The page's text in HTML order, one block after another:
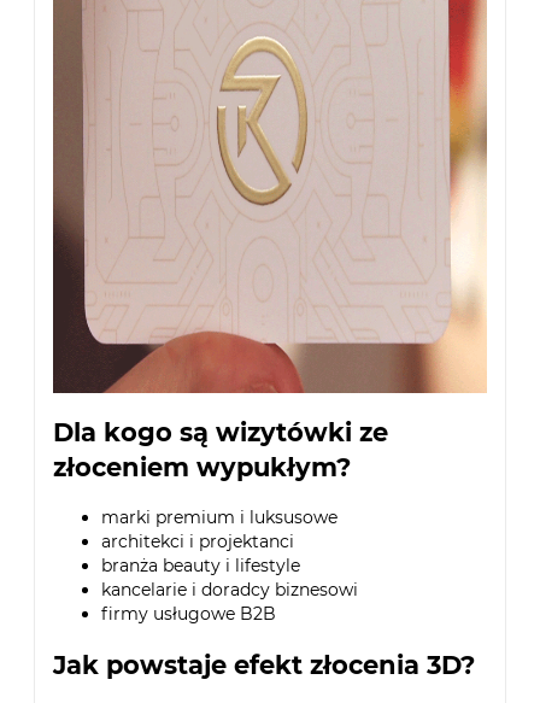
Dla kogo są wizytówki ze
złoceniem wypukłym?
marki premium i luksusowe
architekci i projektanci
branża beauty i lifestyle
kancelarie i doradcy biznesowi
firmy usługowe B2B
Jak powstaje efekt złocenia 3D?